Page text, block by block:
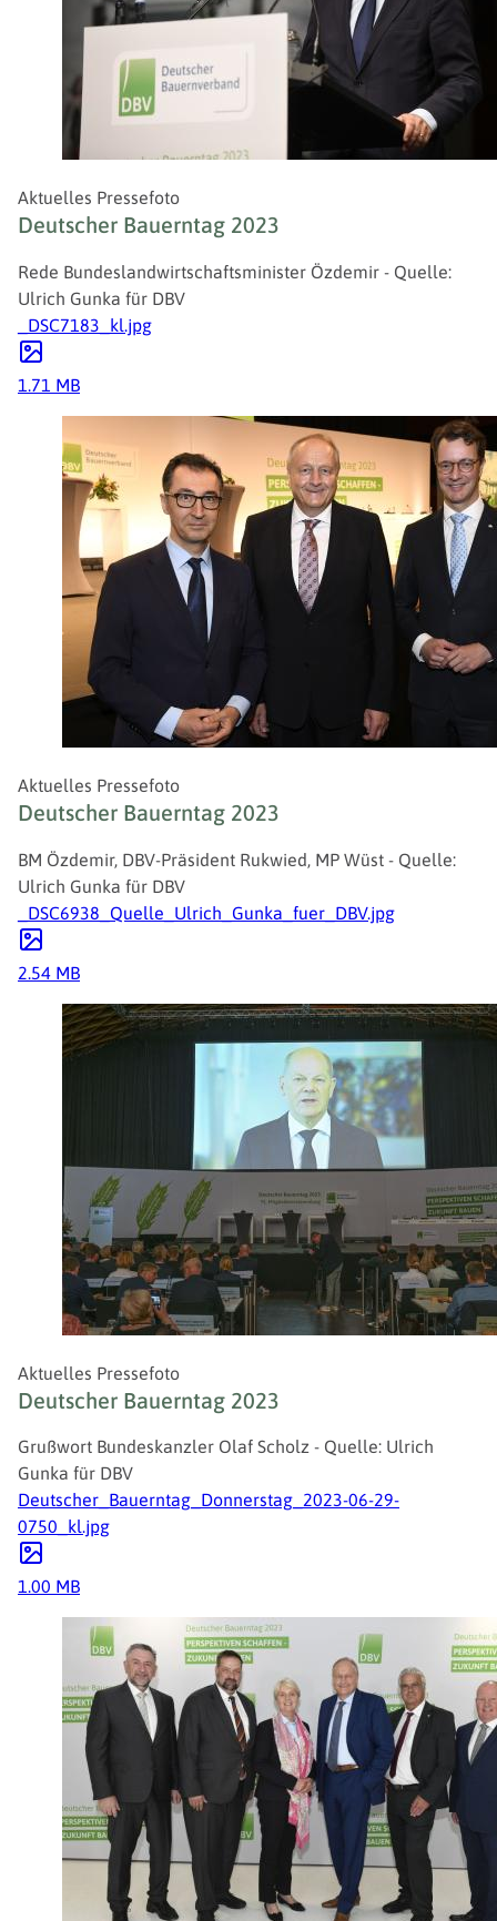
Aktuelles Pressefoto
Deutscher Bauerntag 2023
Rede Bundeslandwirtschaftsminister Özdemir - Quelle:
Ulrich Gunka für DBV
_DSC7183_kl.jpg
1.71 MB
Aktuelles Pressefoto
Deutscher Bauerntag 2023
BM Özdemir, DBV-Präsident Rukwied, MP Wüst - Quelle:
Ulrich Gunka für DBV
_DSC6938_Quelle_Ulrich_Gunka_fuer_DBV.jpg
2.54 MB
Aktuelles Pressefoto
Deutscher Bauerntag 2023
Grußwort Bundeskanzler Olaf Scholz - Quelle: Ulrich
Gunka für DBV
Deutscher_Bauerntag_Donnerstag_2023-06-29-
0750_kl.jpg
1.00 MB